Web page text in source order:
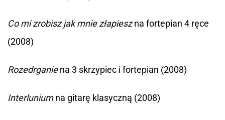
Co mi zrobisz jak mnie złapieszna fortepian 4 ręce
(2008)
Rozedrganiena 3 skrzypiec i fortepian (2008)
Interluniumna gitarę klasyczną (2008)